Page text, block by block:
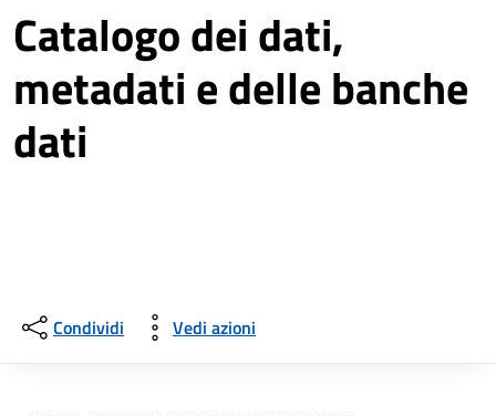
Catalogo dei dati,
metadati e delle banche
dati
Condividi Vedi azioni